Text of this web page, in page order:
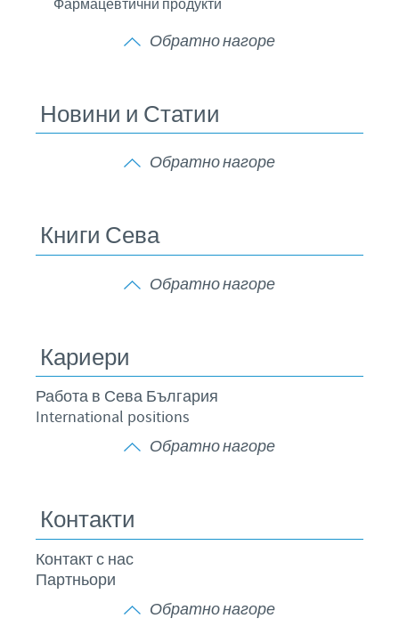
Фармацевтични продукти
Обратно нагоре
Новини и Статии
Обратно нагоре
Книги Сева
Обратно нагоре
Кариери
Работа в Сева България
International positions
Обратно нагоре
Контакти
Контакт с нас
Партньори
Обратно нагоре